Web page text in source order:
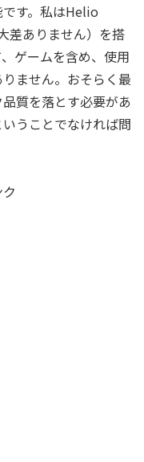
す。私はHelio
差ありません）を搭
ゲームを含め、使用
ません。おそらく最
質を落とす必要があ
うことでなければ問